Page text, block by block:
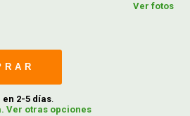
Ver fotos
en 2-5 días.
Ver otras opciones